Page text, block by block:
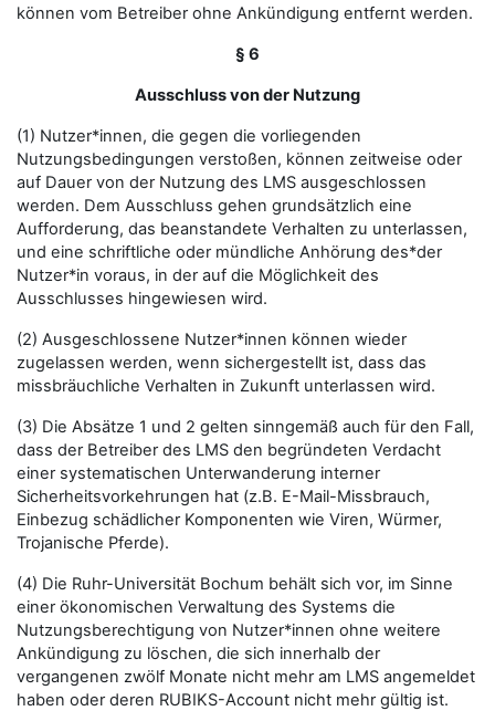
können vom Betreiber ohne Ankündigung entfernt werden.
§ 6
Ausschluss von der Nutzung
(1) Nutzer*innen, die gegen die vorliegenden
Nutzungsbedingungen verstoßen, können zeitweise oder
auf Dauer von der Nutzung des LMS ausgeschlossen
werden. Dem Ausschluss gehen grundsätzlich eine
Aufforderung, das beanstandete Verhalten zu unterlassen,
und eine schriftliche oder mündliche Anhörung des*der
Nutzer*in voraus, in der auf die Möglichkeit des
Ausschlusses hingewiesen wird.
(2) Ausgeschlossene Nutzer*innen können wieder
zugelassen werden, wenn sichergestellt ist, dass das
missbräuchliche Verhalten in Zukunft unterlassen wird.
(3) Die Absätze 1 und 2 gelten sinngemäß auch für den Fall,
dass der Betreiber des LMS den begründeten Verdacht
einer systematischen Unterwanderung interner
Sicherheitsvorkehrungen hat (z.B. E-Mail-Missbrauch,
Einbezug schädlicher Komponenten wie Viren, Würmer,
Trojanische Pferde).
(4) Die Ruhr-Universität Bochum behält sich vor, im Sinne
einer ökonomischen Verwaltung des Systems die
Nutzungsberechtigung von Nutzer*innen ohne weitere
Ankündigung zu löschen, die sich innerhalb der
vergangenen zwölf Monate nicht mehr am LMS angemeldet
haben oder deren RUBIKS-Account nicht mehr gültig ist.